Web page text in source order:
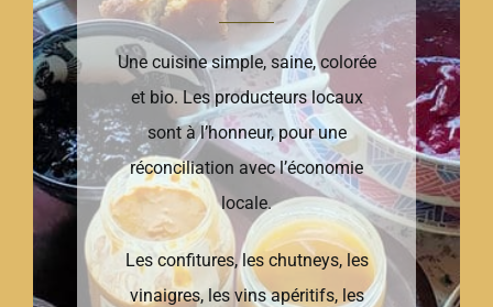
Une cuisine simple, saine, colorée
et bio. Les producteurs locaux
sont à l’honneur, pour une
réconciliation avec l’économie
locale.
Les confitures, les chutneys, les
vinaigres, les vins apéritifs, les